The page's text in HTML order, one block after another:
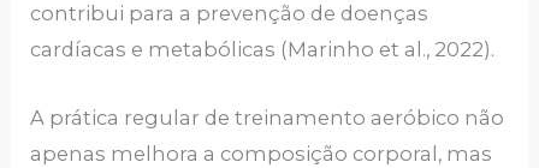
contribui para a prevenção de doenças
cardíacas e metabólicas (Marinho et al., 2022).
A prática regular de treinamento aeróbico não
apenas melhora a composição corporal, mas